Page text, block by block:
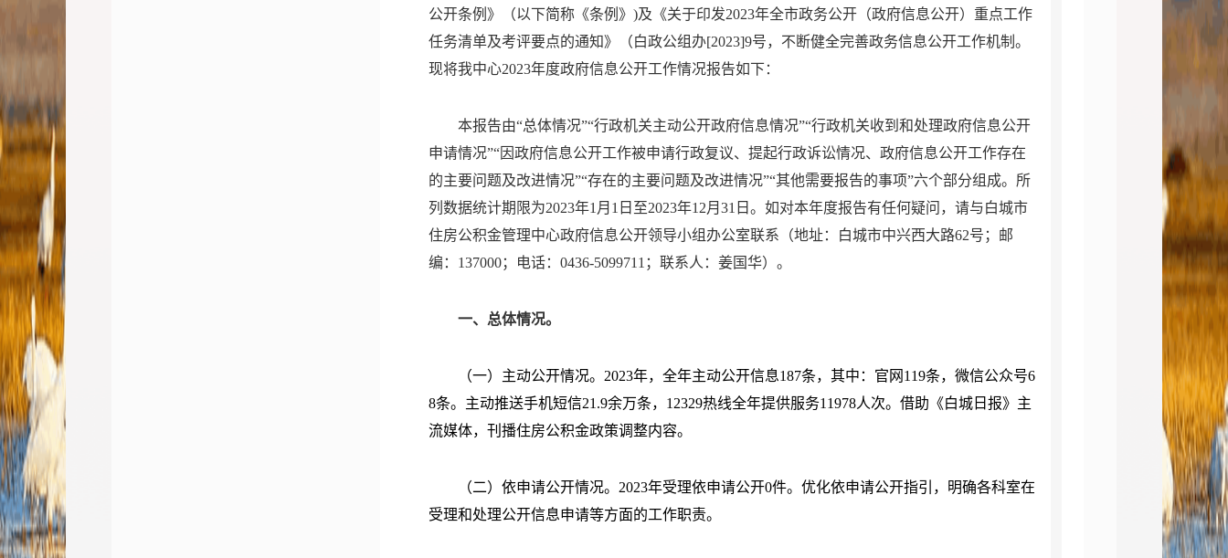
公开条例》（以下简称《条例》 )及《关于印发2023年全市政务公开（政府信息公开）重点工作
任务清单及考评要点的通知》（白政公组办[2023]9号，不断健全完善政务信息公开工作机制。
现将我中心2023年度政府信息公开工作情况报告如下：
本报告由“总体情况”“行政机关主动公开政府信息情况”“行政机关收到和处理政府信息公开
申请情况”“因政府信息公开工作被申请行政复议、提起行政诉讼情况、政府信息公开工作存在
的主要问题及改进情况”“存在的主要问题及改进情况”“其他需要报告的事项”六个部分组成。所
列数据统计期限为2023年1 月 1 日至2023年12月 31 日。如对本年度报告有任何疑问，请与白城市
住房公积金管理中心政府信息公开领导小组办公室联系（地址：白城市中兴西大路62号；邮
编： 137000；电话： 0436-5099711 ；联系人：姜国华）。
一、总体情况。
（一）主动公开情况。 2023年，全年主动公开信息187条，其中：官网 119条，微信公众号6
8条。主动推送手机短信21.9余万条， 12329热线全年提供服务11978人次。借助《白城日报》主
流媒体，刊播住房公积金政策调整内容。
（二）依申请公开情况。 2023年受理依申请公开0件。优化依申请公开指引，明确各科室在
受理和处理公开信息申请等方面的工作职责。